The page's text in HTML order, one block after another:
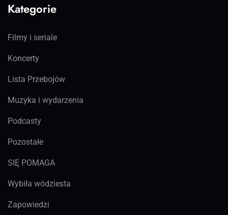
Kategorie
Filmy i seriale
Koncerty
Lista Przebojów
Muzyka i wydarzenia
Podcasty
Pozostałe
SIĘ POMAGA
Wybiła wódziesta
Zapowiedzi